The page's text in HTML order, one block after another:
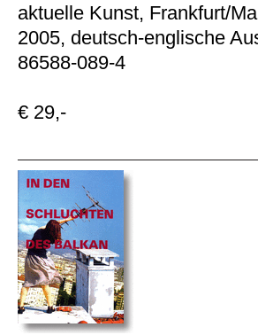
aktuelle Kunst, Frankfurt/
2005, deutsch-englische
86588-089-4
€ 29,-